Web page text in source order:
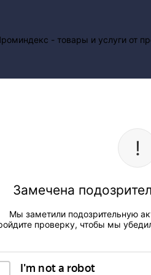
Замечена
Мы заметили подозрительную
проверку, чтобы мы